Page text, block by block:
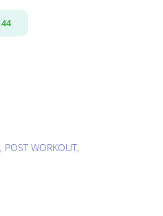
44
, POST WORKOUT,